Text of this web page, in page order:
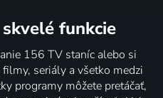
funkcie
156 TV staníc alebo si
seriály a všetko medzi
programy môžete pretáčať,